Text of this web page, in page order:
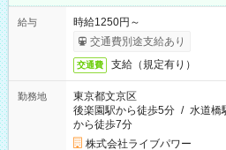
給与
時給1250円～
交通費別途支給あり
交通費 支給（規定有り）
勤務地
東京都文京区
後楽園駅から徒歩5分 / 水道橋
から徒歩7分
株式会社ライブパワー